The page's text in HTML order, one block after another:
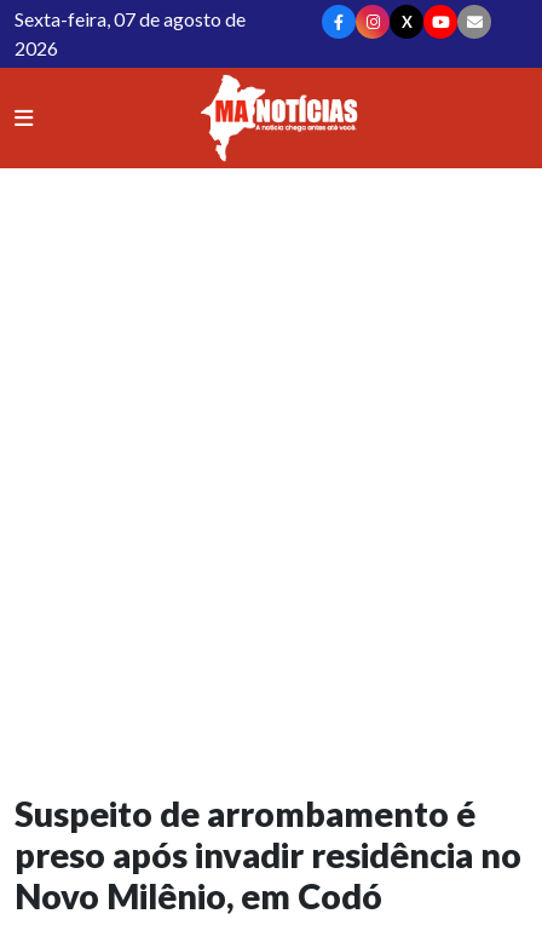
Sexta-feira, 07 de agosto de
2026
X
Suspeito de arrombamento é
preso após invadir residência no
Novo Milênio, em Codó